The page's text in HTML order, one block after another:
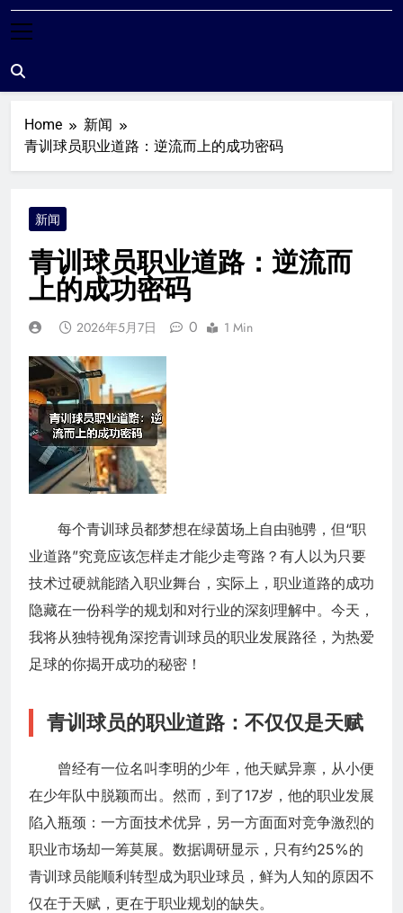
Home
新闻
青训球员职业道路：逆流而上的成功密码
新闻
青训球员职业道路：逆流而
上的成功密码
2026年5月7日 0 1 Min
每个青训球员都梦想在绿茵场上自由驰骋，但“职
业道路”究竟应该怎样走才能少走弯路？有人以为只要
技术过硬就能踏入职业舞台，实际上，职业道路的成功
隐藏在一份科学的规划和对行业的深刻理解中。今天，
我将从独特视角深挖青训球员的职业发展路径，为热爱
足球的你揭开成功的秘密！
青训球员的职业道路：不仅仅是天赋
曾经有一位名叫李明的少年，他天赋异禀，从小便
在少年队中脱颖而出。然而，到了17岁，他的职业发展
陷入瓶颈：一方面技术优异，另一方面面对竞争激烈的
职业市场却一筹莫展。数据调研显示，只有约25%的
青训球员能顺利转型成为职业球员，鲜为人知的原因不
仅在于天赋，更在于职业规划的缺失。